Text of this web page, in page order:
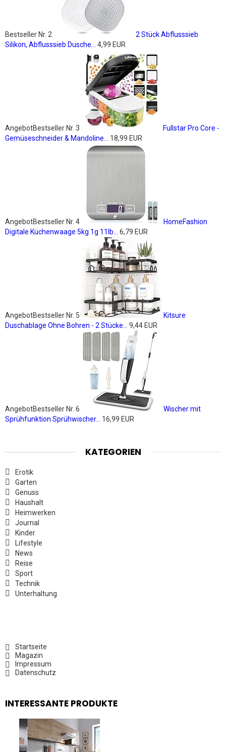
Bestseller Nr. 2
2 Stück Abflusssieb
Silikon, Abflusssieb Dusche...
4,99 EUR
AngebotBestseller Nr. 3
Fullstar Pro Core -
Gemüseschneider & Mandoline...
18,99 EUR
AngebotBestseller Nr. 4
HomeFashion
Digitale Küchenwaage 5kg 1g 11lb...
6,79 EUR
AngebotBestseller Nr. 5
Kitsure
Duschablage Ohne Bohren - 2 Stücke...
9,44 EUR
AngebotBestseller Nr. 6
Wischer mit
Sprühfunktion Sprühwischer...
16,99 EUR
KATEGORIEN
Erotik
Garten
Genuss
Haushalt
Heimwerken
Journal
Kinder
Lifestyle
News
Reise
Sport
Technik
Unterhaltung
Startseite
Magazin
Impressum
Datenschutz
INTERESSANTE PRODUKTE